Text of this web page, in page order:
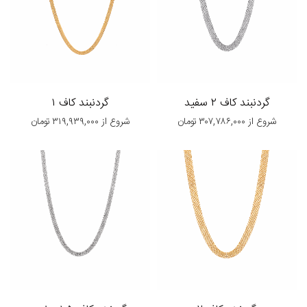
گردنبند کاف ۲ سفید
شروع از ۳۰۷,۷۸۶,۰۰۰تومان
گردنبند کاف ۱
شروع از ۳۱۹,۹۳۹,۰۰۰تومان